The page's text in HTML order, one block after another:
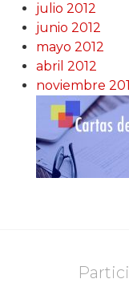
julio 2012
junio 2012
mayo 2012
abril 2012
noviembre